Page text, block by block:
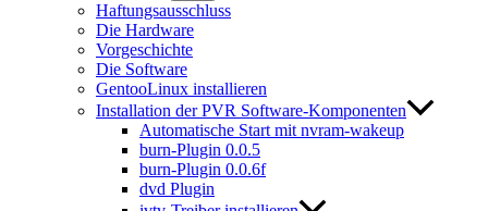
Haftungsausschluss
Die Hardware
Vorgeschichte
Die Software
GentooLinux installieren
Installation der PVR Software-Komponenten
Automatische Start mit nvram-wakeup
burn-Plugin 0.0.5
burn-Plugin 0.0.6f
dvd Plugin